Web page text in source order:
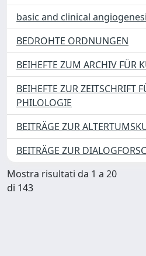
basic and clinical
BEDROHTE ORDNUNGEN
BEIHEFTE ZUM ARCHIV FÜR
BEIHEFTE ZUR ZEITSCHRIFT
PHILOLOGIE
BEITRÄGE ZUR
BEITRÄGE ZUR
Mostra risultati da 1 a 20
di 143